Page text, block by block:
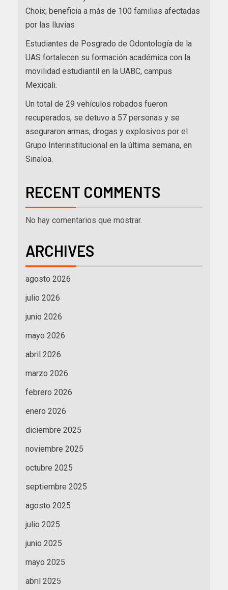
Choix; beneficia a más de 100 familias afectadas
por las lluvias
Estudiantes de Posgrado de Odontología de la
UAS fortalecen su formación académica con la
movilidad estudiantil en la UABC, campus
Mexicali.
Un total de 29 vehículos robados fueron
recuperados, se detuvo a 57 personas y se
aseguraron armas, drogas y explosivos por el
Grupo Interinstitucional en la última semana, en
Sinaloa.
RECENT COMMENTS
No hay comentarios que mostrar.
ARCHIVES
agosto 2026
julio 2026
junio 2026
mayo 2026
abril 2026
marzo 2026
febrero 2026
enero 2026
diciembre 2025
noviembre 2025
octubre 2025
septiembre 2025
agosto 2025
julio 2025
junio 2025
mayo 2025
abril 2025